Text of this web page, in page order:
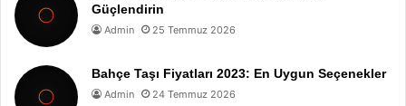
Güçlendirin
Admin 25 Temmuz 2026
Bahçe Taşı Fiyatları 2023: En Uygun Seçenekler
Admin 24 Temmuz 2026